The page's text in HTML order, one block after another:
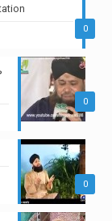
0
0
0